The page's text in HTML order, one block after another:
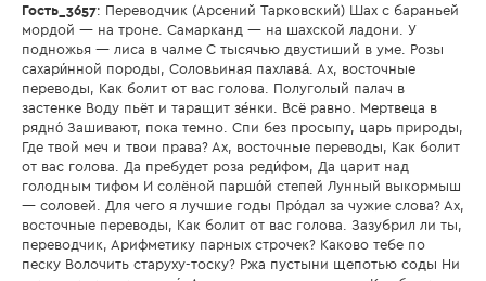
Гость_3657: Переводчик (Арсений Тарковский) Шах с бараньей
мордой — на троне. Самарканд — на шахской ладони. У
подножья — лиса в чалме С тысячью двустиший в уме. Розы
сахари́нной породы, Соловьиная пахлава́. Ах, восточные
переводы, Как болит от вас голова. Полуголый палач в
застенке Воду пьёт и таращит зе́нки. Всё равно. Мертвеца в
рядно́ Зашивают, пока темно. Спи без просыпу, царь природы,
Где твой меч и твои права? Ах, восточные переводы, Как болит
от вас голова. Да пребудет роза реди́фом, Да царит над
голодным тифом И солёной паршо́й степей Лунный выкормыш
— соловей. Для чего я лучшие годы Про́дал за чужие слова? Ах,
восточные переводы, Как болит от вас голова. Зазубрил ли ты,
переводчик, Арифметику парных строчек? Каково тебе по
песку Волочить старуху-тоску? Ржа пустыни щепотью соды Ни